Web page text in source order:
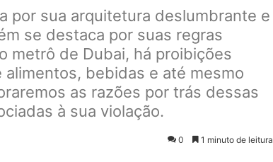
por sua arquitetura deslumbrante e
se destaca por suas regras
metrô de Dubai, há proibições
bebidas e até mesmo
as razões por trás dessas
à sua violação.
0 1 minuto de leitura